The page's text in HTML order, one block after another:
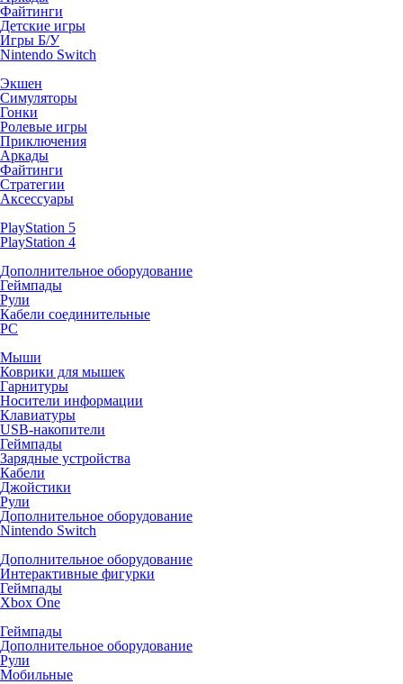
Файтинги
Детские игры
Игры Б/У
Nintendo Switch
Экшен
Симуляторы
Гонки
Ролевые игры
Приключения
Аркады
Файтинги
Стратегии
Аксессуары
PlayStation 5
PlayStation 4
Дополнительное оборудование
Геймпады
Рули
Кабели соединительные
PC
Мыши
Коврики для мышек
Гарнитуры
Носители информации
Клавиатуры
USB-накопители
Геймпады
Зарядные устройства
Кабели
Джойстики
Рули
Дополнительное оборудование
Nintendo Switch
Дополнительное оборудование
Интерактивные фигурки
Геймпады
Xbox One
Геймпады
Дополнительное оборудование
Рули
Мобильные